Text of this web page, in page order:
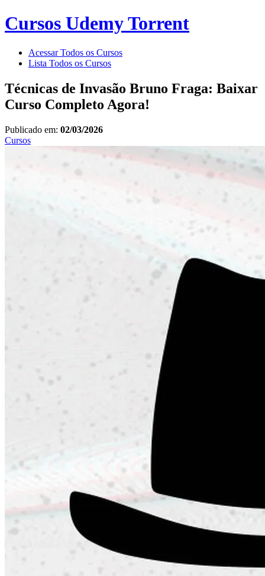
Cursos Udemy Torrent
Acessar Todos os Cursos
Lista Todos os Cursos
Técnicas de Invasão Bruno Fraga: Baixar
Curso Completo Agora!
Publicado em: 02/03/2026
Cursos